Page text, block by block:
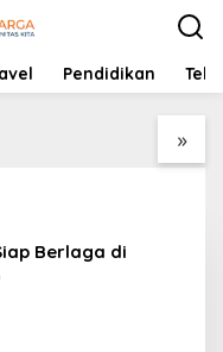
Pendidikan
»
Jenderal
Tunjukkan
Hukum dan
Berlaga di